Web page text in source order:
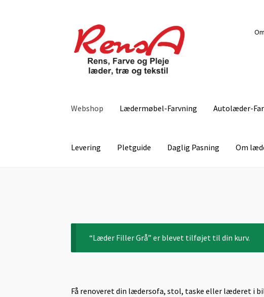
Spring
til
navigation
Spring
til
indhold
Webshop Lædermøbel-Farvning Autolæder-
Levering Pletguide Daglig Pasning Om
“Læder Filler Grå” er blevet tilføjet til din kurv.
Få renoveret din lædersofa, stol, taske eller læderet i